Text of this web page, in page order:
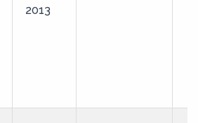
2013